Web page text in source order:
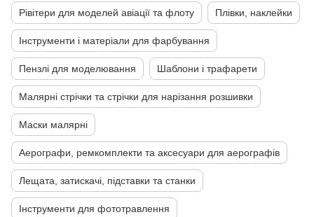
Рівітери для моделей авіації та флоту Плівки, наклейки
Інструменти і матеріали для фарбування
Пензлі для моделювання Шаблони і трафарети
Малярні стрічки та стрічки для нарізання розшивки
Маски малярні
Аерографи, ремкомплекти та аксесуари для аерографів
Лещата, затискачі, підставки та станки
Інструменти для фототравлення